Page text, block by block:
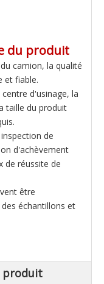
du produit
camion, la qualité
et fiable.
d'usinage, la
taille du produit
de
d'achèvement
de réussite de
être
échantillons et
produit